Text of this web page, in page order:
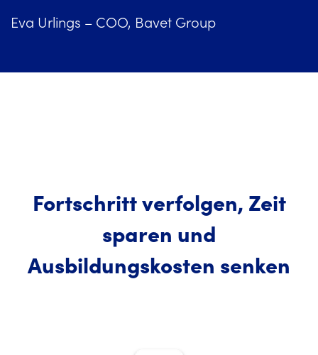
Eva Urlings – COO, Bavet Group
Fortschritt verfolgen, Zeit
sparen und
Ausbildungskosten senken